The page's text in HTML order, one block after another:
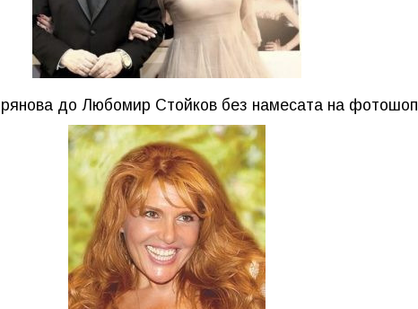
до Любомир Стойков без намесата на фотошоп